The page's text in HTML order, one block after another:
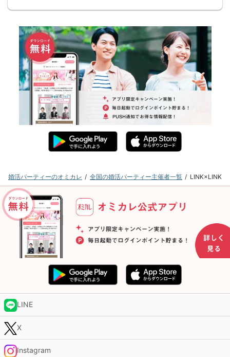
婚活パーティーのオミカレ 全国の婚活パーティー主催者一覧 LINK×LINK（
LINE
X
Instagram